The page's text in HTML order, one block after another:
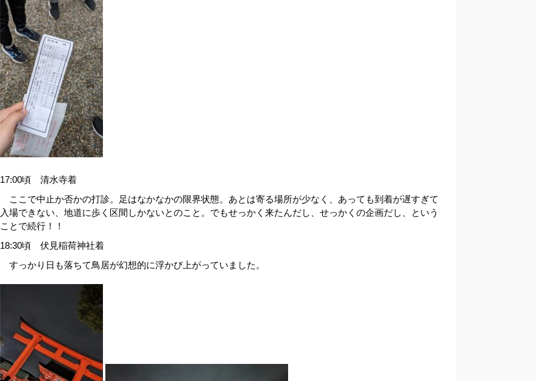
17:00頃 清水寺着
ここで中止か否かの打診。足はなかなかの限界状態。あとは寄る場所が少なく、あっても到着が遅すぎて
入場できない、地道に歩く区間しかないとのこと。でもせっかく来たんだし、せっかくの企画だし、という
ことで続行！！
18:30頃 伏見稲荷神社着
すっかり日も落ちて鳥居が幻想的に浮かび上がっていました。